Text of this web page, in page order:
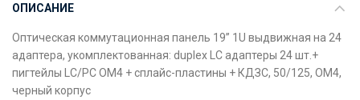
ОПИСАНИЕ
Оптическая коммутационная панель 19” 1U выдвижная на 24
адаптера, укомплектованная: duplex LC адаптеры 24 шт.+
пигтейлы LC/PC OM4 + сплайс-пластины + КДЗС, 50/125, OM4,
черный корпус